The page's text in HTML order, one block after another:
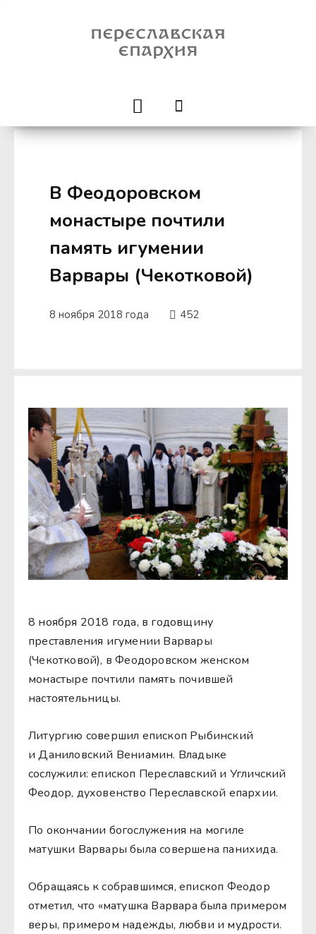
В Феодоровском
монастыре почтили
память игумении
Варвары (Чекотковой)
8 ноября 2018 года 452
8 ноября 2018 года, в годовщину
преставления игумении Варвары
(Чекотковой), в Феодоровском женском
монастыре почтили память почившей
настоятельницы.
Литургию совершил епископ Рыбинский
и Даниловский Вениамин. Владыке
сослужили: епископ Переславский и Угличский
Феодор, духовенство Переславской епархии.
По окончании богослужения на могиле
матушки Варвары была совершена панихида.
Обращаясь к собравшимся, епископ Феодор
отметил, что «матушка Варвара была примером
веры, примером надежды, любви и мудрости.